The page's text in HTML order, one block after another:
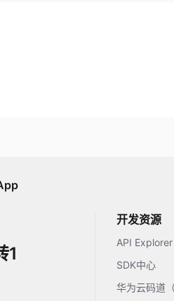
1
开发资源
API Explorer
SDK中心
华为云码道